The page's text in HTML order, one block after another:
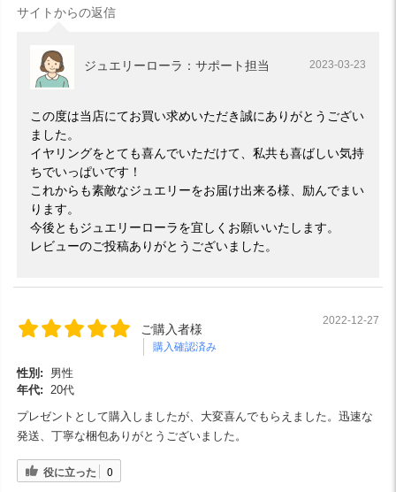
サイトからの返信
ジュエリーローラ：サポート担当 2023-03-23
この度は当店にてお買い求めいただき誠にありがとうござい
ました。
イヤリングをとても喜んでいただけて、私共も喜ばしい気持
ちでいっぱいです！
これからも素敵なジュエリーをお届け出来る様、励んでまい
ります。
今後ともジュエリーローラを宜しくお願いいたします。
レビューのご投稿ありがとうございました。
ご購入者様
購入確認済み
2022-12-27
性別:
男性
年代: 20代
プレゼントとして購入しましたが、大変喜んでもらえました。迅速な
発送、丁寧な梱包ありがとうございました。
役に立った 0